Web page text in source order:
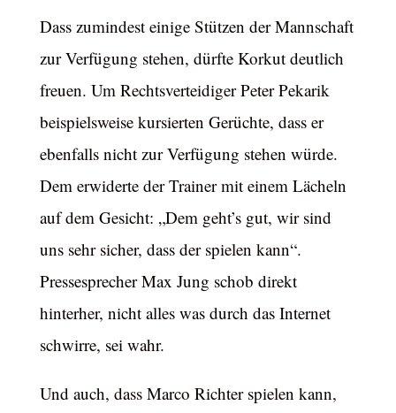
Dass zumindest einige Stützen der Mannschaft
zur Verfügung stehen, dürfte Korkut deutlich
freuen. Um Rechtsverteidiger Peter Pekarik
beispielsweise kursierten Gerüchte, dass er
ebenfalls nicht zur Verfügung stehen würde.
Dem erwiderte der Trainer mit einem Lächeln
auf dem Gesicht: „Dem geht’s gut, wir sind
uns sehr sicher, dass der spielen kann“.
Pressesprecher Max Jung schob direkt
hinterher, nicht alles was durch das Internet
schwirre, sei wahr.
Und auch, dass Marco Richter spielen kann,